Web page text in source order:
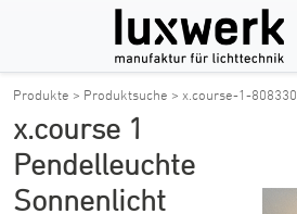
Produkte > Produktsuche > x.course-1-808330
x.course 1
Pendelleuchte
Sonnenlicht